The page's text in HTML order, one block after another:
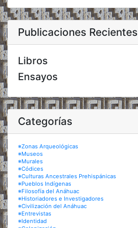
Publicaciones Recientes
Libros
Ensayos
Categorías
※Zonas Arqueológicas
※Museos
※Murales
※Códices
※Culturas Ancestrales Prehispánicas
※Pueblos Indígenas
※Filosofía del Anáhuac
※Historiadores e Investigadores
※Civilización del Anáhuac
※Entrevistas
※Identidad